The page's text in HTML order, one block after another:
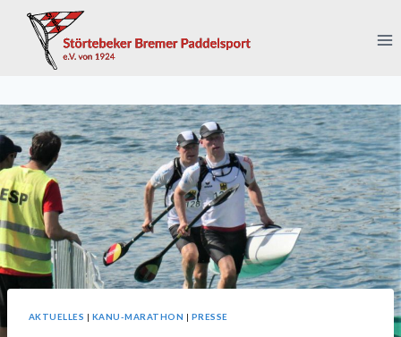
Inhalt
springen
AKTUELLES | KANU-MARATHON | PRESSE